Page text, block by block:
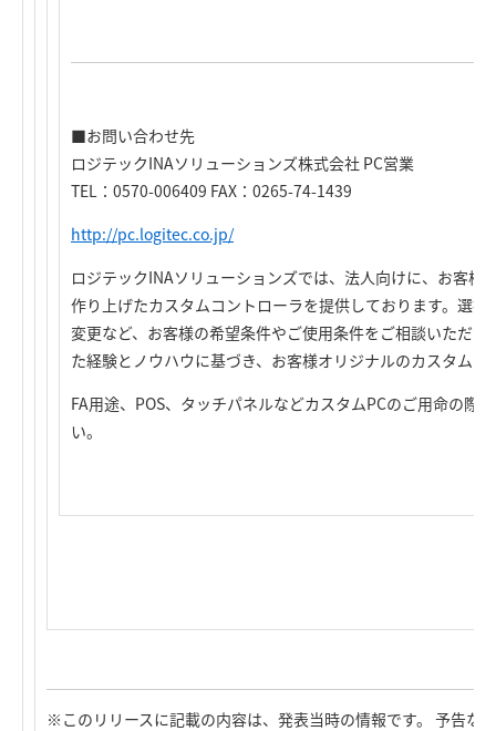
■お問い合わせ先
ロジテックINAソリューションズ株式会社 PC営業
TEL：0570-006409 FAX：0265-74-1439
http://pc.logitec.co.jp/
ロジテックINAソリューションズでは、法人向けに、お客様
作り上げたカスタムコントローラを提供しております。選
変更など、お客様の希望条件やご使用条件をご相談いただ
た経験とノウハウに基づき、お客様オリジナルのカスタム
FA用途、POS、タッチパネルなどカスタムPCのご用命の際
い。
※このリリースに記載の内容は、発表当時の情報です。 予告な